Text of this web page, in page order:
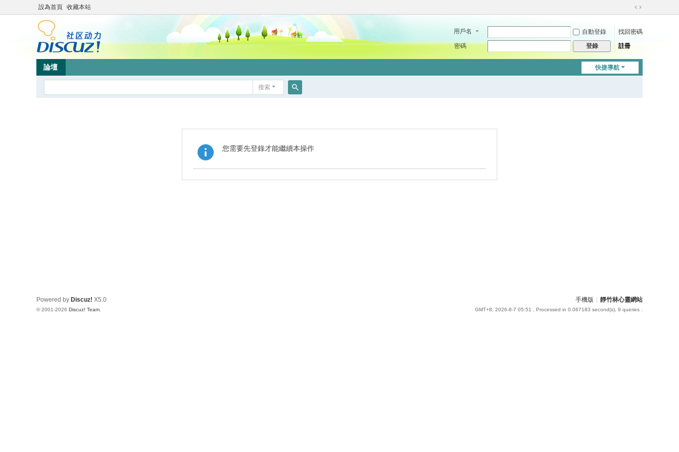
設為首頁 收藏本站
切
到
用戶名 自動登錄
找回密碼
密碼
登錄 註冊
快捷導航
論壇
搜索
您需要先登錄才能繼續本操作
手機版 靜竹林心靈網站
GMT+8, 2026-8-7 05:51 , Processed in 0.067183 second(s), 9 queries .
Powered by Discuz! X5.0
© 2001-2026 Discuz! Team